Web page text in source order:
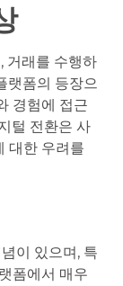
거래를 수행하
랫폼의 등장으
경험에 접근
털 전환은 사
대한 우려를
이 있으며, 특
폼에서 매우